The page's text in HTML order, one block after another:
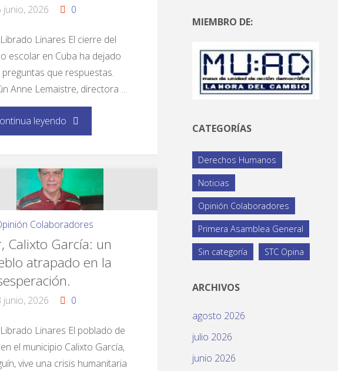
junio, 2026 0
Linares El cierre del
escolar en Cuba ha dejado
preguntas que respuestas.
Anne Lemaistre, directora …
leyendo
Colaboradores
Calixto García: un
atrapado en la
junio, 2026 0
Linares El poblado de
el municipio Calixto García,
vive una crisis humanitaria
MIEMBRO DE:
CATEGORÍAS
Derechos Humanos
Noticias
Opinión Colaboradores
Primera Asamblea General
Sin categoría STC Opina
ARCHIVOS
agosto 2026
julio 2026
junio 2026